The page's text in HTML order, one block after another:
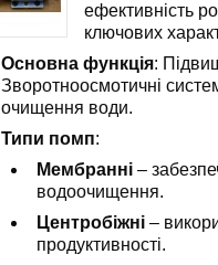
ефективність
ключових
Основна функція:
Зворотноосмотичні
очищення води.
Типи помп:
Мембранні –
водоочищення.
Центробіжні –
продуктивності.